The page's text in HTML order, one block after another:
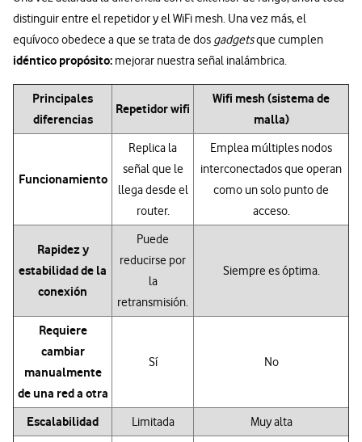
distinguir entre el repetidor y el WiFi mesh. Una vez más, el
equívoco obedece a que se trata de dos gadgetsque cumplen
idéntico propósito: mejorar nuestra señal inalámbrica.
Principales
diferencias
Repetidor wifi
Wifi mesh (sistema de
malla)
Funcionamiento
Replica la
señal que le
llega desde el
router.
Emplea múltiples nodos
interconectados que operan
como un solo punto de
acceso.
Rapidez y
estabilidad de la
conexión
Puede
reducirse por
la
retransmisión.
Siempre es óptima.
Requiere
cambiar
manualmente
de una red a otra
Sí No
Escalabilidad Limitada Muy alta